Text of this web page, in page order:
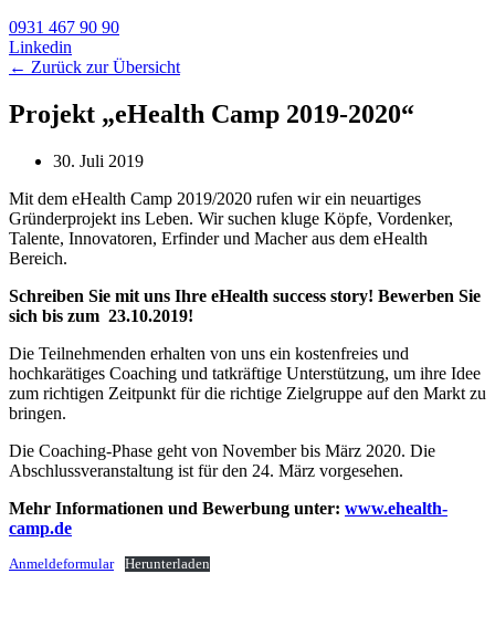
0931 467 90 90
Linkedin
← Zurück zur Übersicht
Projekt „eHealth Camp 2019-2020“
30. Juli 2019
Mit dem eHealth Camp 2019/2020 rufen wir ein neuartiges
Gründerprojekt ins Leben. Wir suchen kluge Köpfe, Vordenker,
Talente, Innovatoren, Erfinder und Macher aus dem eHealth
Bereich.
Schreiben Sie mit uns Ihre eHealth success story! Bewerben Sie
sich bis zum 23.10.2019!
Die Teilnehmenden erhalten von uns ein kostenfreies und
hochkarätiges Coaching und tatkräftige Unterstützung, um ihre Idee
zum richtigen Zeitpunkt für die richtige Zielgruppe auf den Markt zu
bringen.
Die Coaching-Phase geht von November bis März 2020. Die
Abschlussveranstaltung ist für den 24. März vorgesehen.
Mehr Informationen und Bewerbung unter: www.ehealth-
camp.de
Anmeldeformular Herunterladen